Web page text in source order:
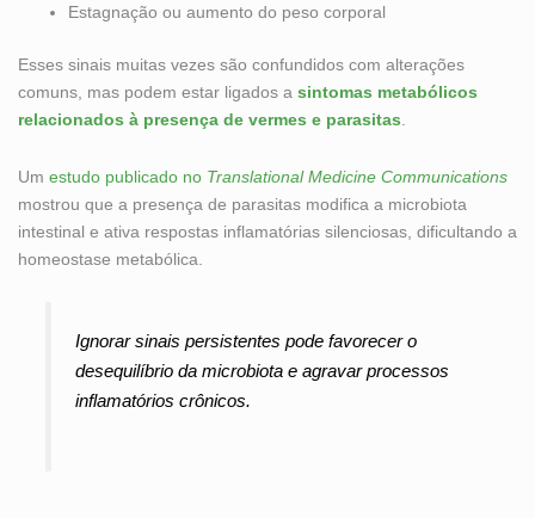
Estagnação ou aumento do peso corporal
Esses sinais muitas vezes são confundidos com alterações
comuns, mas podem estar ligados a sintomas metabólicos
relacionados à presença de vermes e parasitas.
Um estudo publicado no Translational Medicine Communications
mostrou que a presença de parasitas modifica a microbiota
intestinal e ativa respostas inflamatórias silenciosas, dificultando a
homeostase metabólica.
Ignorar sinais persistentes pode favorecer o
desequilíbrio da microbiota e agravar processos
inflamatórios crônicos.